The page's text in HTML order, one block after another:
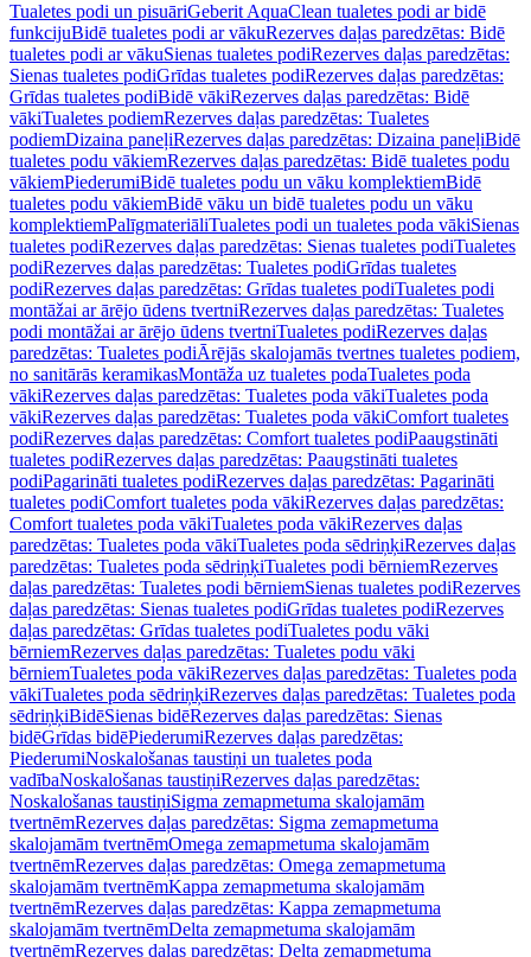
Tualetes podi un pisuāriGeberit AquaClean tualetes podi ar bidē
funkcijuBidē tualetes podi ar vākuRezerves daļas paredzētas: Bidē
tualetes podi ar vākuSienas tualetes podiRezerves daļas paredzētas:
Sienas tualetes podiGrīdas tualetes podiRezerves daļas paredzētas:
Grīdas tualetes podiBidē vākiRezerves daļas paredzētas: Bidē
vākiTualetes podiemRezerves daļas paredzētas: Tualetes
podiemDizaina paneļiRezerves daļas paredzētas: Dizaina paneļiBidē
tualetes podu vākiemRezerves daļas paredzētas: Bidē tualetes podu
vākiemPiederumiBidē tualetes podu un vāku komplektiemBidē
tualetes podu vākiemBidē vāku un bidē tualetes podu un vāku
komplektiemPalīgmateriāliTualetes podi un tualetes poda vākiSienas
tualetes podiRezerves daļas paredzētas: Sienas tualetes podiTualetes
podiRezerves daļas paredzētas: Tualetes podiGrīdas tualetes
podiRezerves daļas paredzētas: Grīdas tualetes podiTualetes podi
montāžai ar ārējo ūdens tvertniRezerves daļas paredzētas: Tualetes
podi montāžai ar ārējo ūdens tvertniTualetes podiRezerves daļas
paredzētas: Tualetes podiĀrējās skalojamās tvertnes tualetes podiem,
no sanitārās keramikasMontāža uz tualetes podaTualetes poda
vākiRezerves daļas paredzētas: Tualetes poda vākiTualetes poda
vākiRezerves daļas paredzētas: Tualetes poda vākiComfort tualetes
podiRezerves daļas paredzētas: Comfort tualetes podiPaaugstināti
tualetes podiRezerves daļas paredzētas: Paaugstināti tualetes
podiPagarināti tualetes podiRezerves daļas paredzētas: Pagarināti
tualetes podiComfort tualetes poda vākiRezerves daļas paredzētas:
Comfort tualetes poda vākiTualetes poda vākiRezerves daļas
paredzētas: Tualetes poda vākiTualetes poda sēdriņķiRezerves daļas
paredzētas: Tualetes poda sēdriņķiTualetes podi bērniemRezerves
daļas paredzētas: Tualetes podi bērniemSienas tualetes podiRezerves
daļas paredzētas: Sienas tualetes podiGrīdas tualetes podiRezerves
daļas paredzētas: Grīdas tualetes podiTualetes podu vāki
bērniemRezerves daļas paredzētas: Tualetes podu vāki
bērniemTualetes poda vākiRezerves daļas paredzētas: Tualetes poda
vākiTualetes poda sēdriņķiRezerves daļas paredzētas: Tualetes poda
sēdriņķiBidēSienas bidēRezerves daļas paredzētas: Sienas
bidēGrīdas bidēPiederumiRezerves daļas paredzētas:
PiederumiNoskalošanas taustiņi un tualetes poda
vadībaNoskalošanas taustiņiRezerves daļas paredzētas:
Noskalošanas taustiņiSigma zemapmetuma skalojamām
tvertnēmRezerves daļas paredzētas: Sigma zemapmetuma
skalojamām tvertnēmOmega zemapmetuma skalojamām
tvertnēmRezerves daļas paredzētas: Omega zemapmetuma
skalojamām tvertnēmKappa zemapmetuma skalojamām
tvertnēmRezerves daļas paredzētas: Kappa zemapmetuma
skalojamām tvertnēmDelta zemapmetuma skalojamām
tvertnēmRezerves daļas paredzētas: Delta zemapmetuma